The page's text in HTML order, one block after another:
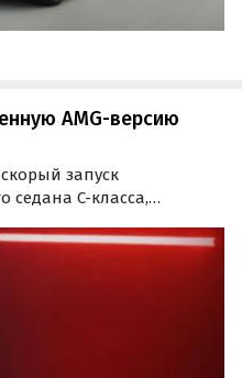
AMG-версию
запуск
седана C-класса,
ждут изменения как в
о чем сообщают